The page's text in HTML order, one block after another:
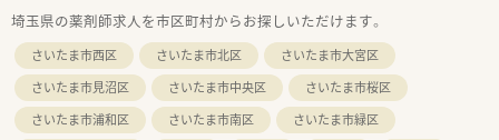
埼玉県の薬剤師求人を市区町村からお探しいただけます。
さいたま市西区 さいたま市北区
さいたま市大宮区
さいたま市見沼区
さいたま市中央区
さいたま市桜区
さいたま市浦和区
さいたま市南区
さいたま市緑区